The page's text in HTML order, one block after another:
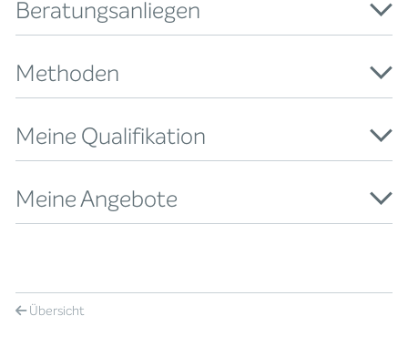
Beratungsanliegen
Methoden
Meine Qualifikation
Meine Angebote
Übersicht